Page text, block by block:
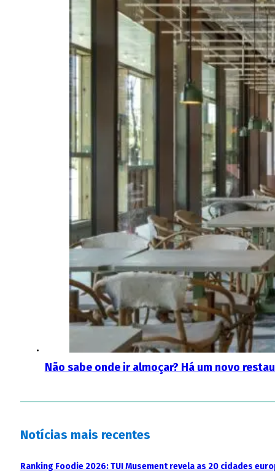
Não sabe onde ir almoçar? Há um novo
Notícias mais recentes
Ranking Foodie 2026: TUI Musement revela as 20 cidades